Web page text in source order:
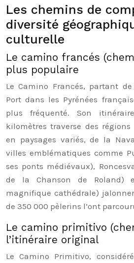
Les chemins de
diversité
culturelle
Le camino francés
plus populaire
Le Camino Francés, partant
Port dans les Pyrénées
plus fréquenté. Son
kilomètres traverse des
en paysages variés, de la
villes emblématiques comme
ses ponts médiévaux),
de la Chanson de Roland)
magnifique cathédrale)
de 350 000 pèlerins l’ont
Le camino primitivo
l’itinéraire original
Le Camino Primitivo,